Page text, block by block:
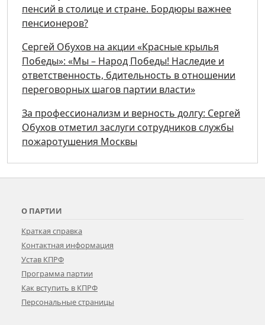
пенсий в столице и стране. Бордюры важнее
пенсионеров?
Сергей Обухов на акции «Красные крылья
Победы»: «Мы – Народ Победы! Наследие и
ответственность, бдительность в отношении
переговорных шагов партии власти»
За профессионализм и верность долгу: Сергей
Обухов отметил заслуги сотрудников службы
пожаротушения Москвы
О ПАРТИИ
Краткая справка
Контактная информация
Устав КПРФ
Программа партии
Как вступить в КПРФ
Персональные страницы